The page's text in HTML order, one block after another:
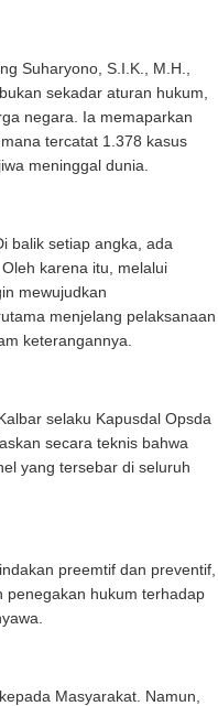
Suharyono, S.I.K., M.H.,
sekadar aturan hukum,
negara. Ia memaparkan
tercatat 1.378 kasus
meninggal dunia.
balik setiap angka, ada
karena itu, melalui
mewujudkan
menjelang pelaksanaan
keterangannya.
selaku Kapusdal Opsda
secara teknis bahwa
yang tersebar di seluruh
preemtif dan preventif,
penegakan hukum terhadap
Masyarakat. Namun,